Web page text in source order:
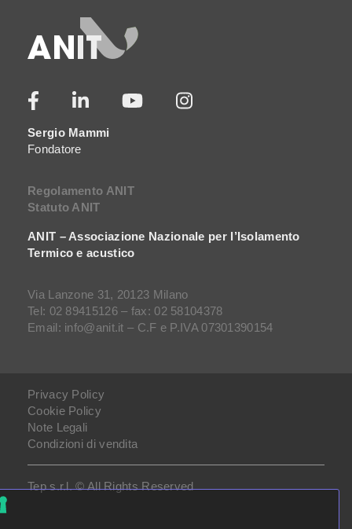
Sergio Mammi
Fondatore
Regolamento ANIT
Statuto ANIT
ANIT – Associazione Nazionale per l’Isolamento
Termico e acustico
Via Lanzone 31, 20123 Milano
Tel: 02 89415126 – fax: 02 58104378
Email: info@anit.it – C.F e P.IVA 07301390154
Tep s.r.l. © All Rights Reserved
Privacy Policy
Cookie Policy
Note Legali
Condizioni di vendita